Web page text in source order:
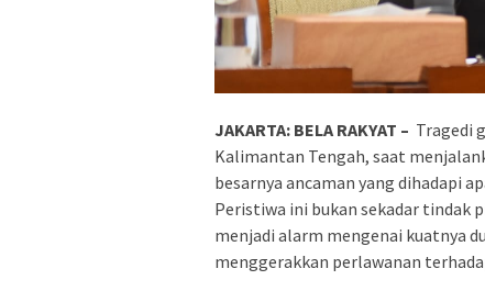
JAKARTA: BELA RAKYAT – Tragedi
Kalimantan Tengah, saat
besarnya ancaman yang dihadapi
Peristiwa ini bukan sekadar tindak
menjadi alarm mengenai kuatnya
menggerakkan perlawanan